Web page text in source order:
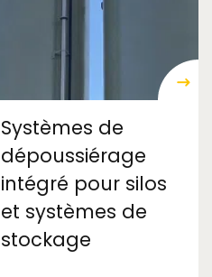
Systèmes de
dépoussiérage
intégré pour silos
et systèmes de
stockage